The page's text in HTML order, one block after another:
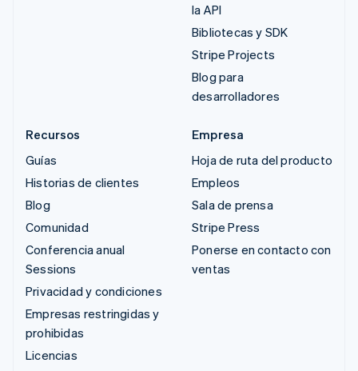
la API
Bibliotecas y SDK
Stripe Projects
Blog para
desarrolladores
Recursos
Guías
Historias de clientes
Blog
Comunidad
Conferencia anual
Sessions
Privacidad y condiciones
Empresas restringidas y
prohibidas
Licencias
Empresa
Hoja de ruta del producto
Empleos
Sala de prensa
Stripe Press
Ponerse en contacto con
ventas